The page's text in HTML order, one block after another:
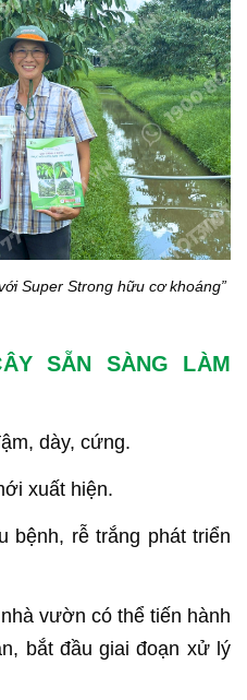
Super Strong hữu cơ khoáng”
SẴN SÀNG LÀM
dày, cứng.
xuất hiện.
bệnh, rễ trắng phát triển
vườn có thể tiến hành
bắt đầu giai đoạn xử lý